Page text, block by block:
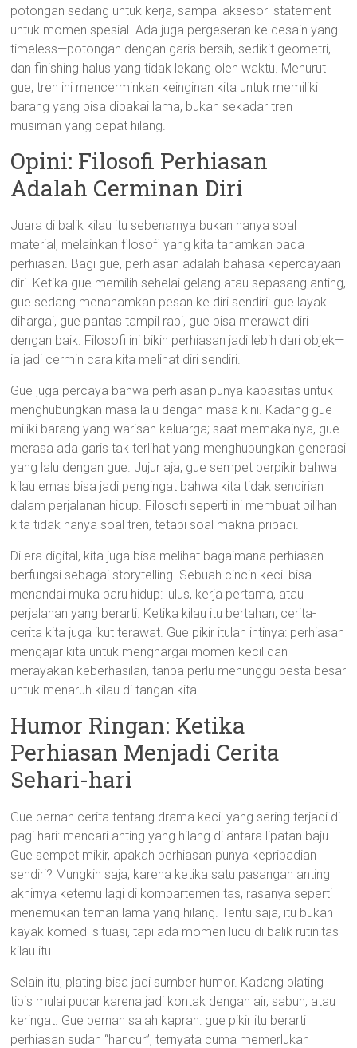
potongan sedang untuk kerja, sampai aksesori statement
untuk momen spesial. Ada juga pergeseran ke desain yang
timeless—potongan dengan garis bersih, sedikit geometri,
dan finishing halus yang tidak lekang oleh waktu. Menurut
gue, tren ini mencerminkan keinginan kita untuk memiliki
barang yang bisa dipakai lama, bukan sekadar tren
musiman yang cepat hilang.
Opini: Filosofi Perhiasan
Adalah Cerminan Diri
Juara di balik kilau itu sebenarnya bukan hanya soal
material, melainkan filosofi yang kita tanamkan pada
perhiasan. Bagi gue, perhiasan adalah bahasa kepercayaan
diri. Ketika gue memilih sehelai gelang atau sepasang anting,
gue sedang menanamkan pesan ke diri sendiri: gue layak
dihargai, gue pantas tampil rapi, gue bisa merawat diri
dengan baik. Filosofi ini bikin perhiasan jadi lebih dari objek—
ia jadi cermin cara kita melihat diri sendiri.
Gue juga percaya bahwa perhiasan punya kapasitas untuk
menghubungkan masa lalu dengan masa kini. Kadang gue
miliki barang yang warisan keluarga; saat memakainya, gue
merasa ada garis tak terlihat yang menghubungkan generasi
yang lalu dengan gue. Jujur aja, gue sempet berpikir bahwa
kilau emas bisa jadi pengingat bahwa kita tidak sendirian
dalam perjalanan hidup. Filosofi seperti ini membuat pilihan
kita tidak hanya soal tren, tetapi soal makna pribadi.
Di era digital, kita juga bisa melihat bagaimana perhiasan
berfungsi sebagai storytelling. Sebuah cincin kecil bisa
menandai muka baru hidup: lulus, kerja pertama, atau
perjalanan yang berarti. Ketika kilau itu bertahan, cerita-
cerita kita juga ikut terawat. Gue pikir itulah intinya: perhiasan
mengajar kita untuk menghargai momen kecil dan
merayakan keberhasilan, tanpa perlu menunggu pesta besar
untuk menaruh kilau di tangan kita.
Humor Ringan: Ketika
Perhiasan Menjadi Cerita
Sehari-hari
Gue pernah cerita tentang drama kecil yang sering terjadi di
pagi hari: mencari anting yang hilang di antara lipatan baju.
Gue sempet mikir, apakah perhiasan punya kepribadian
sendiri? Mungkin saja, karena ketika satu pasangan anting
akhirnya ketemu lagi di kompartemen tas, rasanya seperti
menemukan teman lama yang hilang. Tentu saja, itu bukan
kayak komedi situasi, tapi ada momen lucu di balik rutinitas
kilau itu.
Selain itu, plating bisa jadi sumber humor. Kadang plating
tipis mulai pudar karena jadi kontak dengan air, sabun, atau
keringat. Gue pernah salah kaprah: gue pikir itu berarti
perhiasan sudah “hancur”, ternyata cuma memerlukan